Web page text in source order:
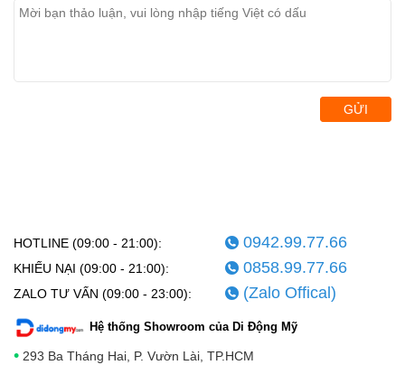
GỬI
HOTLINE (09:00 - 21:00): 0942.99.77.66
KHIẾU NẠI (09:00 - 21:00): 0858.99.77.66
ZALO TƯ VẤN (09:00 - 23:00): (Zalo Offical)
Hệ thống Showroom của Di Động Mỹ
• 293 Ba Tháng Hai, P. Vườn Lài, TP.HCM